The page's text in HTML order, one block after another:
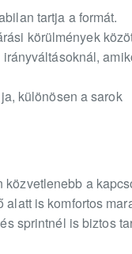
tartja a formát.
körülmények
különösen a sarok
közvetlenebb a
is komfortos
sprintnél is biztos